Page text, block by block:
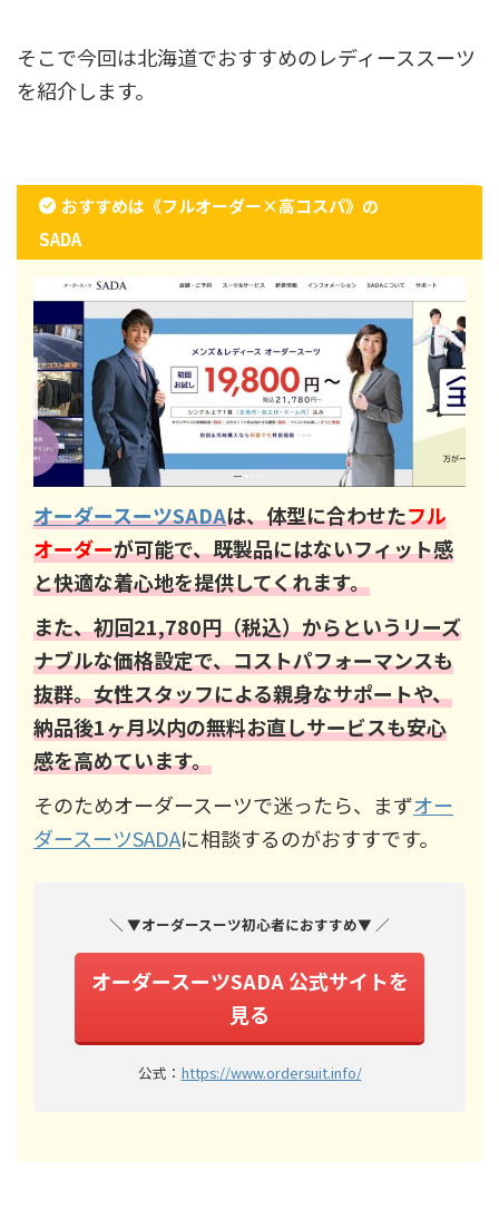
そこで今回は北海道でおすすめのレディーススーツ
を紹介します。
おすすめは《フルオーダー×高コスパ》の
SADA
オーダースーツSADAは、体型に合わせたフル
オーダーが可能で、既製品にはないフィット感
と快適な着心地を提供してくれます。
また、初回21,780円（税込）からというリーズ
ナブルな価格設定で、コストパフォーマンスも
抜群。女性スタッフによる親身なサポートや、
納品後1ヶ月以内の無料お直しサービスも安心
感を高めています。
そのためオーダースーツで迷ったら、まずオー
ダースーツSADAに相談するのがおすすです。
＼ ▼オーダースーツ初心者におすすめ▼ ／
オーダースーツSADA 公式サイトを
見る
公式： https://www.ordersuit.info/